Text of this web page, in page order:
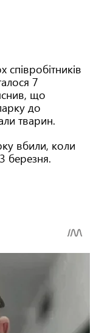
7
що
до
тварин.
вбили, коли
березня.